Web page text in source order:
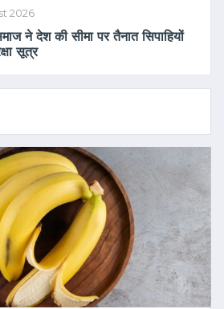
2026
ने देश की सीमा पर तैनात सिपाहियों
सूत्र